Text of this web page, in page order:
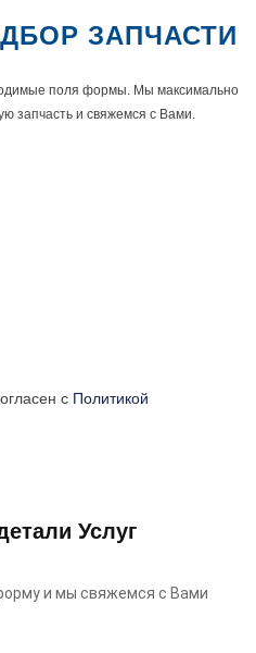
ЗАПЧАСТИ
поля формы. Мы максимально
запчасть и свяжемся с Вами.
с Политикой
Услуг
и мы свяжемся с Вами